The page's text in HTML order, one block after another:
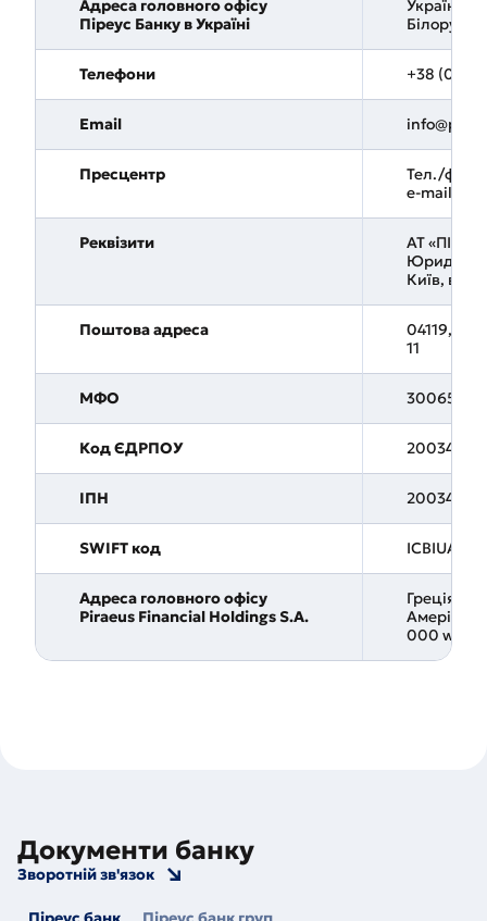
Адреса головного офісу
Піреус Банку в Україні
Україна,
Телефони +38 (044)
Email
Пресцентр
Тел./
e-mail:
Реквізити
АТ
Юридична
Київ, вул.
Поштова адреса
04119, м.
11
МФО 300658
Код ЄДРПОУ 20034231
ІПН
SWIFT код ICBIUAUK
Адреса головного офісу
Piraeus Financial Holdings S.A.
Греція,
Амерікіс,
000
Документи банку
Зворотній зв'язок